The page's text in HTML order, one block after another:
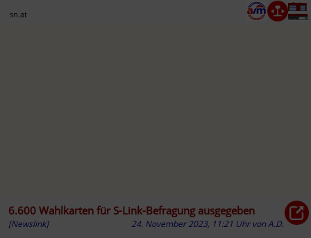
sn.at
6.600 Wahlkarten für S-Link-Befragung ausgegeben
[Newslink] 24. November 2023, 11:21 Uhr vonA.D.